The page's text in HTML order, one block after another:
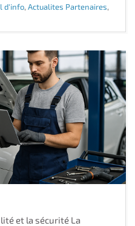
d'info, Actualites Partenaires,
et la sécurité La